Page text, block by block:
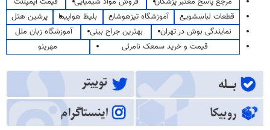
قطعات لباسشویی
آموزشگاه تیزهوشان بلیط هواپیما
پرشین هتل
نمایندگی بوش در تهران
بهترین جراح بینی
آموزشگاه زبان ملل
قیمت و خرید سمعک نامرئی
مهرینو